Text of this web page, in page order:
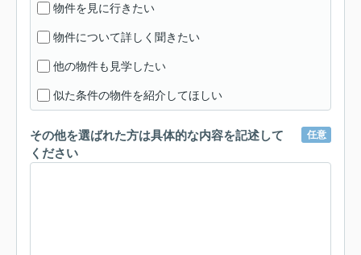
物件を見に行きたい
物件について詳しく聞きたい
他の物件も見学したい
似た条件の物件を紹介してほしい
その他を選ばれた方は具体的な内容を記述して
ください
任意